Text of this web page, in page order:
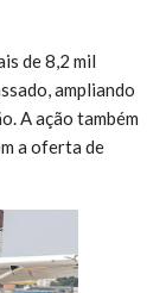
de 8,2 mil
ampliando
A ação também
a oferta de